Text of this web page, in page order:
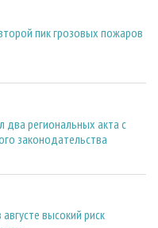
пик грозовых пожаров
два региональных акта с
законодательства
высокий риск